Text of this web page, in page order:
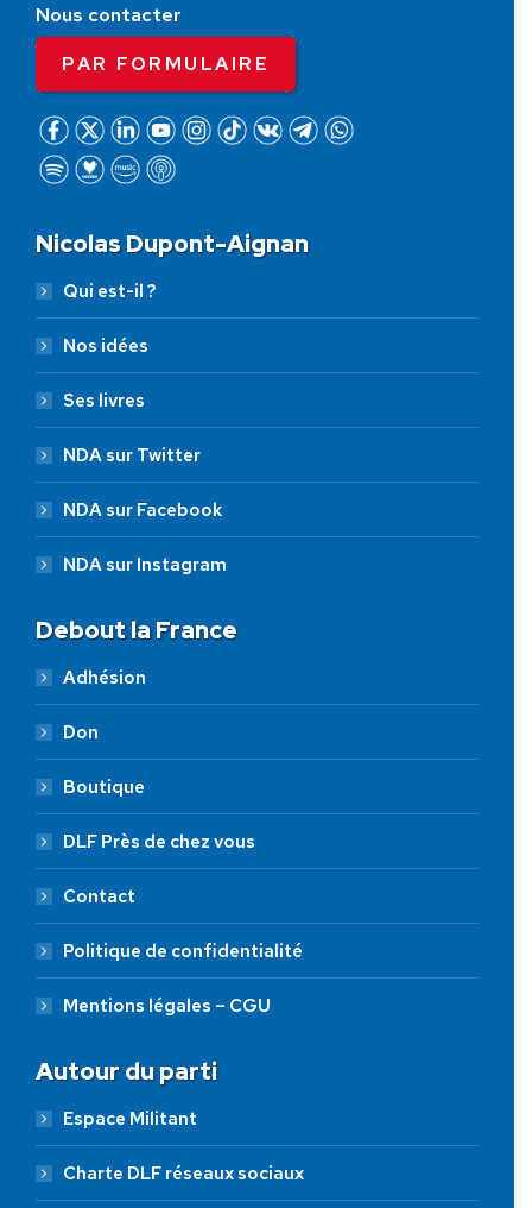
Nous contacter
PAR FORMULAIRE
Nicolas Dupont-Aignan
Qui est-il ?
Nos idées
Ses livres
NDA sur Twitter
NDA sur Facebook
NDA sur Instagram
Debout la France
Adhésion
Don
Boutique
DLF Près de chez vous
Contact
Politique de confidentialité
Mentions légales – CGU
Autour du parti
Espace Militant
Charte DLF réseaux sociaux